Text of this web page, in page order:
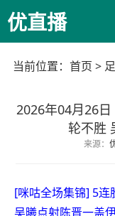
优直播
当前位置： 首页 >
2026年04月26
轮不胜
来源：
[咪咕全场集锦] 5连
吴曦点射陈晋一盖